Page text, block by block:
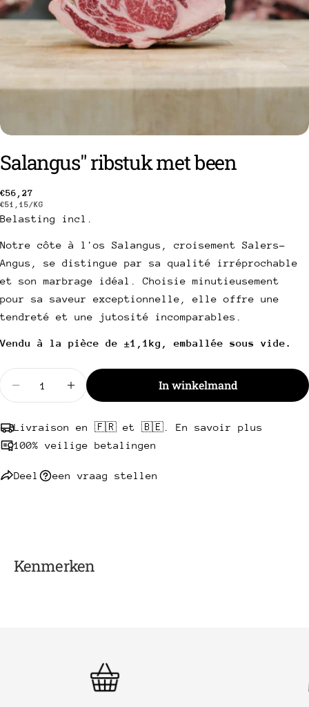
Salangus" ribstuk met been
Gebruikelijke
prijs
€56,27
PRIJS
PER
EENHEID
€51,15/PER
KG
Belasting incl.
Notre côte à l'os Salangus, croisement Salers-
Angus, se distingue par sa qualité irréprochable
et son marbrage idéal. Choisie minutieusement
pour sa saveur exceptionnelle, elle offre une
tendreté et une jutosité incomparables.
Vendu à la pièce de ±1,1kg, emballée sous vide.
Verminder de hoeveelheid voor de "Salangus"
Verhoog de hoeveelheid voor Côte à l'os
In winkelmand
Livraison en 🇫🇷 et 🇧🇪. En savoir plus
100% veilige betalingen
Deel
Deel dit product
Deel
Kopie
Deel
Facebook
Delen
Pin
Pinterest
een vraag stellen
Uw
mail
bericht
Velden met een * zijn verplicht.
Stuur een vraag
Kenmerken